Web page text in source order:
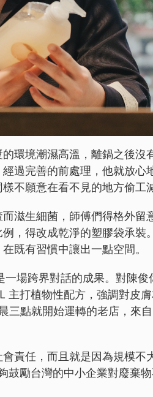
環境潮濕高溫，離鍋之後沒
過完善的前處理，他就放心
願意在看不見的地方偷工減
滋生細菌，師傅們得格外留
，得改成乾淨的塑膠袋承裝
既有習慣中讓出一點空間。
場跨界對話的成果。對陳
打植物性配方，強調對皮
點就開始運轉的老店，來
責任，而且就是因為規模
鼓勵台灣的中小企業對廢棄